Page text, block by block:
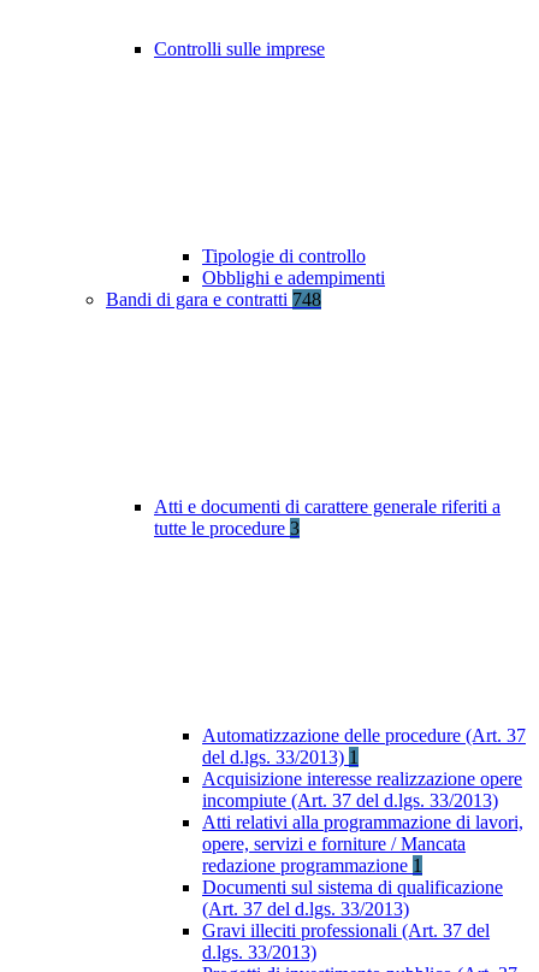
Controlli sulle imprese
Tipologie di controllo
Obblighi e adempimenti
Bandi di gara e contratti 748
Atti e documenti di carattere generale riferiti a
tutte le procedure 3
Automatizzazione delle procedure (Art. 37
del d.lgs. 33/2013) 1
Acquisizione interesse realizzazione opere
incompiute (Art. 37 del d.lgs. 33/2013)
Atti relativi alla programmazione di lavori,
opere, servizi e forniture / Mancata
redazione programmazione 1
Documenti sul sistema di qualificazione
(Art. 37 del d.lgs. 33/2013)
Gravi illeciti professionali (Art. 37 del
d.lgs. 33/2013)